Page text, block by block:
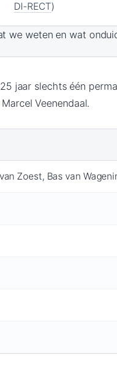
DI-RECT)
we weten en wat
jaar slechts één
Veenendaal.
Zoest, Bas van